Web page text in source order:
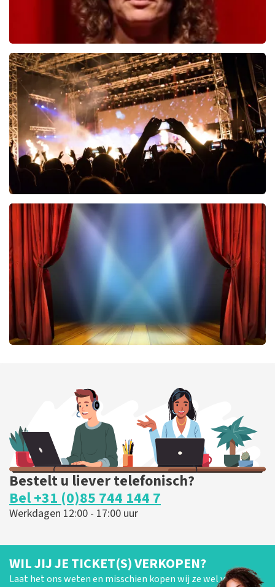
Esther van der Voort
497laatste 30 minuten
BESTEL NU
Don Omar
402 laatste 30 minuten
BESTEL NU
BESTEL NU
Bestelt u liever telefonisch?
Bel +31 (0)85 744 144 7
Werkdagen 12:00 - 17:00 uur
WIL JIJ JE TICKET(S) VERKOPEN?
Laat het ons weten en misschien kopen wij ze wel van je!